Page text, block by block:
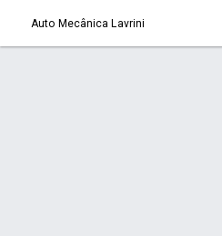
Auto Mecânica Lavrini